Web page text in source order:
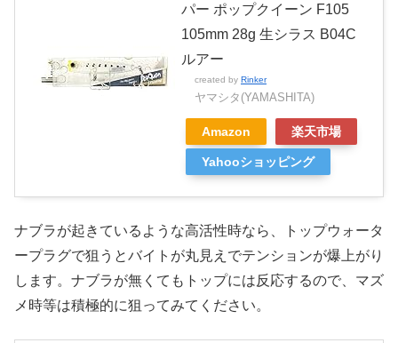
パー ポップクイーン F105
105mm 28g 生シラス B04C
ルアー
created by Rinker
ヤマシタ(YAMASHITA)
Amazon 楽天市場
Yahooショッピング
ナブラが起きているような高活性時なら、トップウォータ
ープラグで狙うとバイトが丸見えでテンションが爆上がり
します。ナブラが無くてもトップには反応するので、マズ
メ時等は積極的に狙ってみてください。